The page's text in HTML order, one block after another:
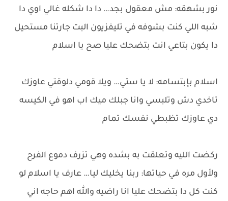
نور بشهقه: مش معقول بجد… دا دا شكله غالي اوي دا
شبه اللي كنت بشوفه في تليفزيون البت جارتنا مستحيل
دا يكون بتاعي انت بتضحك عليا صح يا اسلام
اسلام بإبتسامه: لا يا ستي… ويلا قومي دلوقتي عاوزك
تاخدي دش وتلبسي وانا جبلك ميك اب اهو في الكيسه
دي عاوزك تظبطي نفسك تمام
ركضت الليه وتعلقت به بشده وهي تزرف دموع الفرح
ولأول مره في حياتها: ربنا يخليك ليا… عارف يا اسلام لو
كنت كل دا بتضحك عليا انا راضيه والله اهم حاجه اني